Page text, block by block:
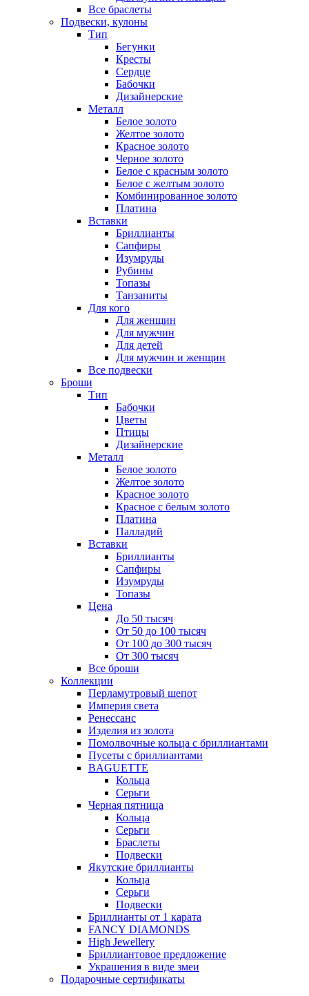
Все браслеты
Подвески, кулоны
Тип
Бегунки
Кресты
Сердце
Бабочки
Дизайнерские
Металл
Белое золото
Желтое золото
Красное золото
Черное золото
Белое с красным золото
Белое с желтым золото
Комбинированное золото
Платина
Вставки
Бриллианты
Сапфиры
Изумруды
Рубины
Топазы
Танзаниты
Для кого
Для женщин
Для мужчин
Для детей
Для мужчин и женщин
Все подвески
Броши
Тип
Бабочки
Цветы
Птицы
Дизайнерские
Металл
Белое золото
Желтое золото
Красное золото
Красное с белым золото
Платина
Палладий
Вставки
Бриллианты
Сапфиры
Изумруды
Топазы
Цена
До 50 тысяч
От 50 до 100 тысяч
От 100 до 300 тысяч
От 300 тысяч
Все броши
Коллекции
Перламутровый шепот
Империя света
Ренессанс
Изделия из золота
Помолвочные кольца с бриллиантами
Пусеты с бриллиантами
BAGUETTE
Кольца
Серьги
Черная пятница
Кольца
Серьги
Браслеты
Подвески
Якутские бриллианты
Кольца
Серьги
Подвески
Бриллианты от 1 карата
FANCY DIAMONDS
High Jewellery
Бриллиантовое предложение
Украшения в виде змеи
Подарочные сертификаты